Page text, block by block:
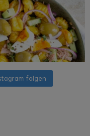
folgen